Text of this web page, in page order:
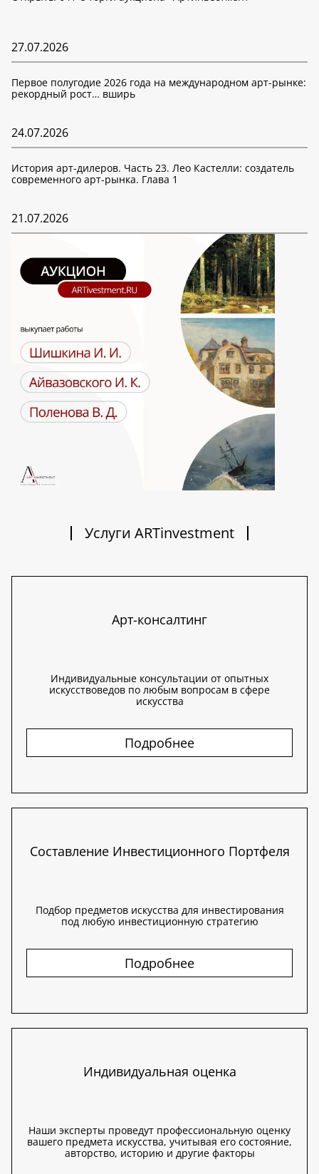
27.07.2026
Первое полугодие 2026 года на международном арт-рынке:
рекордный рост… вширь
24.07.2026
История арт-дилеров. Часть 23. Лео Кастелли: создатель
современного арт-рынка. Глава 1
21.07.2026
Услуги ARTinvestment
Арт-консалтинг
Индивидуальные консультации от опытных
искусствоведов по любым вопросам в сфере
искусства
Подробнее
Составление Инвестиционного Портфеля
Подбор предметов искусства для инвестирования
под любую инвестиционную стратегию
Подробнее
Индивидуальная оценка
Наши эксперты проведут профессиональную оценку
вашего предмета искусства, учитывая его состояние,
авторство, историю и другие факторы